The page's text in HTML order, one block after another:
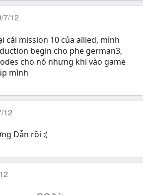
7/12
cái mission 10 của allied, mình
begin cho phe german3,
cho nó nhưng khi vào game
mình
12
Dẫn rồi :(